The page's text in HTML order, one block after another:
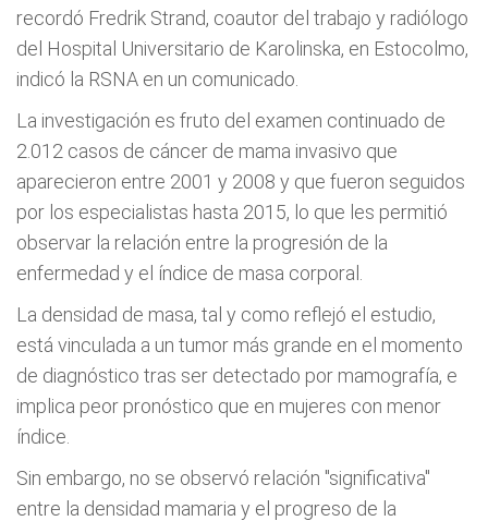
recordó Fredrik Strand, coautor del trabajo y radiólogo
del Hospital Universitario de Karolinska, en Estocolmo,
indicó la RSNA en un comunicado.
La investigación es fruto del examen continuado de
2.012 casos de cáncer de mama invasivo que
aparecieron entre 2001 y 2008 y que fueron seguidos
por los especialistas hasta 2015, lo que les permitió
observar la relación entre la progresión de la
enfermedad y el índice de masa corporal.
La densidad de masa, tal y como reflejó el estudio,
está vinculada a un tumor más grande en el momento
de diagnóstico tras ser detectado por mamografía, e
implica peor pronóstico que en mujeres con menor
índice.
Sin embargo, no se observó relación "significativa"
entre la densidad mamaria y el progreso de la